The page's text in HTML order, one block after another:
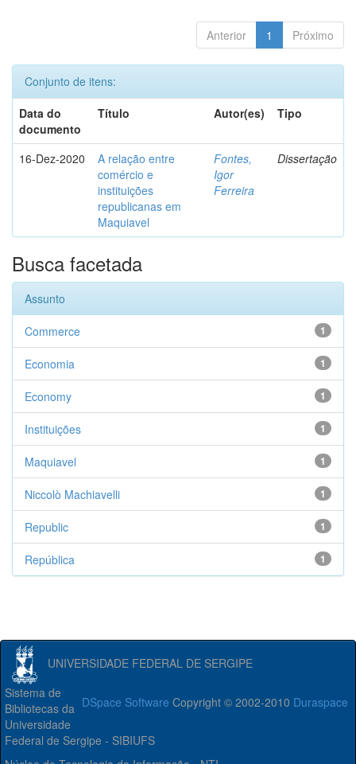
Anterior 1 Próximo
Conjunto de itens:
Data do
documento
Título Autor(es) Tipo
16-Dez-2020
A relação entre
comércio e
instituições
republicanas em
Maquiavel
Fontes,
Igor
Ferreira
Dissertação
Busca facetada
Assunto
1
Commerce
1
Economia
1
Economy
1
Instituições
1
Maquiavel
1
Niccolò Machiavelli
1
Republic
1
República
UNIVERSIDADE FEDERAL DE SERGIPE
DSpace Software Copyright © 2002-2010 Duraspace
Sistema de
Bibliotecas da
Universidade
Federal de Sergipe - SIBIUFS